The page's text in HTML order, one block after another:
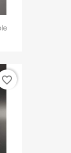
favorite_border